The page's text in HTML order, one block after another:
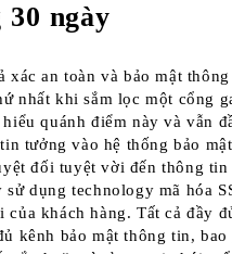
ngày
xác an toàn và bảo mật
nhất khi sắm lọc một cổng
quánh điểm này và vẫn
tưởng vào hệ thống bảo
đối tuyệt vời đến thông tin
sử dụng technology mã hóa
của khách hàng. Tất cả đầy
kênh bảo mật thông tin,